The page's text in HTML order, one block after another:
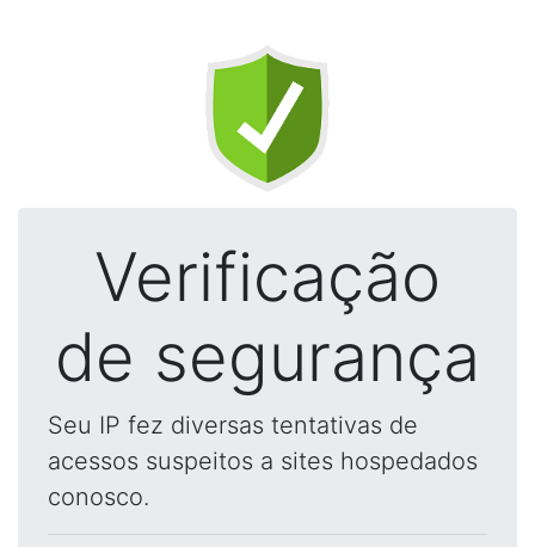
Verificação
de segurança
Seu IP fez diversas tentativas de
acessos suspeitos a sites hospedados
conosco.